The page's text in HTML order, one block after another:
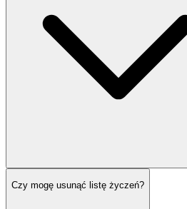
Czy mogę usunąć listę życzeń?